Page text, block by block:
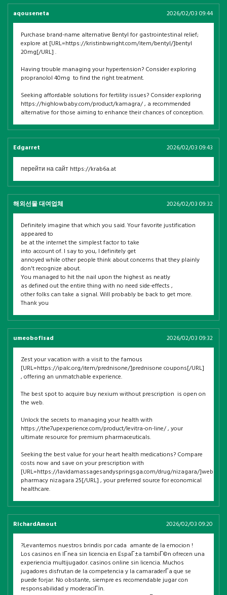
aqouseneta 2026/02/03 09:44
Purchase brand-name alternative Bentyl for gastrointestinal relief;
explore at [URL=https://kristinbwright.com/item/bentyl/]bentyl
20mg[/URL] .
Having trouble managing your hypertension? Consider exploring
propranolol 40mg to find the right treatment.
Seeking affordable solutions for fertility issues? Consider exploring
https://highlowbaby.com/product/kamagra/ , a recommended
alternative for those aiming to enhance their chances of conception.
Edgarret 2026/02/03 09:43
перейти на сайт https://krab6a.at
해외선물 대여업체 2026/02/03 09:32
Definitely imagine that which you said. Your favorite justification
appeared to
be at the internet the simplest factor to take
into account of. I say to you, I definitely get
annoyed while other people think about concerns that they plainly
don't recognize about.
You managed to hit the nail upon the highest as neatly
as defined out the entire thing with no need side-effects ,
other folks can take a signal. Will probably be back to get more.
Thank you
umeobofisad 2026/02/03 09:32
Zest your vacation with a visit to the famous
[URL=https://ipalc.org/item/prednisone/]prednisone coupons[/URL]
, offering an unmatchable experience.
The best spot to acquire buy nexium without prescription is open on
the web.
Unlock the secrets to managing your health with
https://the7upexperience.com/product/levitra-on-line/ , your
ultimate resource for premium pharmaceuticals.
Seeking the best value for your heart health medications? Compare
costs now and save on your prescription with
[URL=https://lavidamassagesandyspringsga.com/drug/nizagara/]web
pharmacy nizagara 25[/URL] , your preferred source for economical
healthcare.
RichardAmout 2026/02/03 09:20
?Levantemos nuestros brindis por cada amante de la emocion !
Los casinos en lГ­nea sin licencia en EspaГ±a tambiГ©n ofrecen una
experiencia multijugador. casinos online sin licencia. Muchos
jugadores disfrutan de la competencia y la camaraderГ­a que se
puede forjar. No obstante, siempre es recomendable jugar con
responsabilidad y moderaciГіn.